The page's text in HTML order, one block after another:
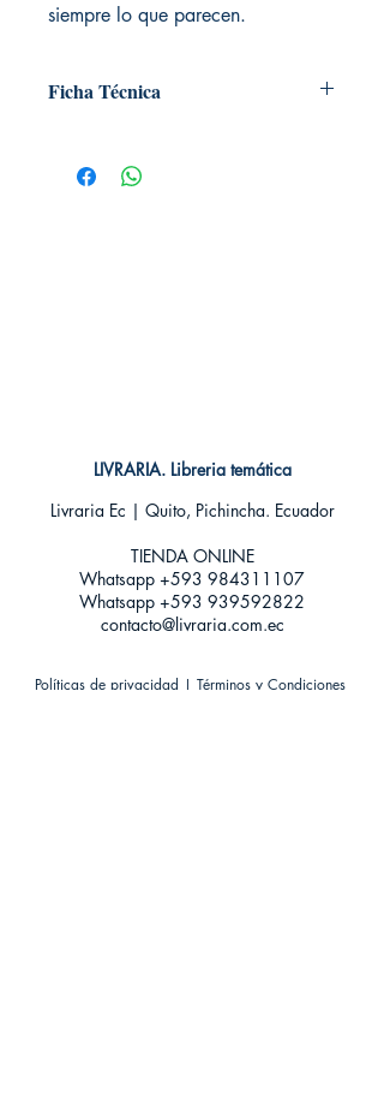
siempre lo que parecen.
Ficha Técnica
Editorial: Libros Disney
Idioma: Castellano
LIVRARIA. Libreria temática
Livraria Ec | Quito, Pichincha. Ecuador
TIENDA ONLINE​
Whatsapp +593 984311107
Whatsapp +593 939592822
contacto@livraria.com.ec
Políticas de privacidad | Términos y Condiciones